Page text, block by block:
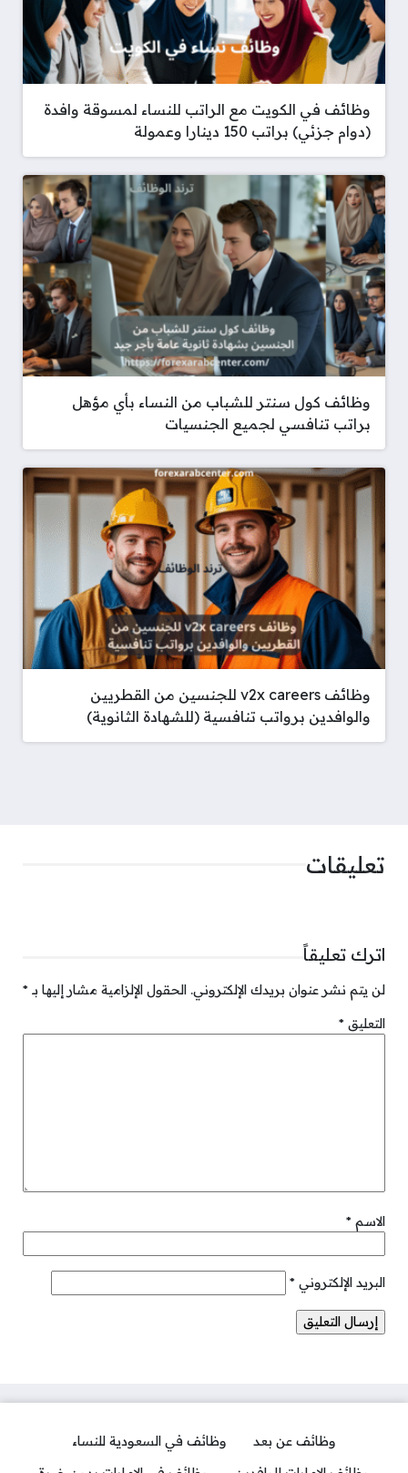
وظائف في الكويت مع الراتب للنساء لمسوقة وافدة
(دوام جزئي) براتب 150 دينارا وعمولة
وظائف كول سنتر للشباب من النساء بأي مؤهل
براتب تنافسي لجميع الجنسيات
وظائف v2x careers للجنسين من القطريين
والوافدين برواتب تنافسية (للشهادة الثانوية)
تعليقات
اترك تعليقاً
لن يتم نشر عنوان بريدك الإلكتروني. الحقول الإلزامية مشار إليها بـ *
التعليق *
الاسم *
البريد الإلكتروني *
وظائف عن بعد
وظائف في السعودية للنساء